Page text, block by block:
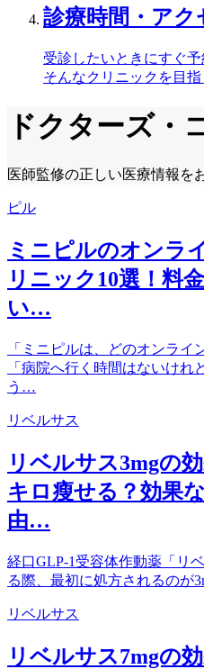
診療時間・アク
受診したいときにすぐ予
そんなクリニックを目
ドクターズ・
医師監修の正しい医療情報を
ピル
ミニピルのオンラ
リニック10選！料
い…
「ミニピルは、どのオンライ
「病院へ行く時間はないけ
う…
リベルサス
リベルサス3mgの
キロ瘦せる？効果
由…
経口GLP-1受容体作動薬「リ
る際、最初に処方されるのが
リベルサス
リベルサス7mgの